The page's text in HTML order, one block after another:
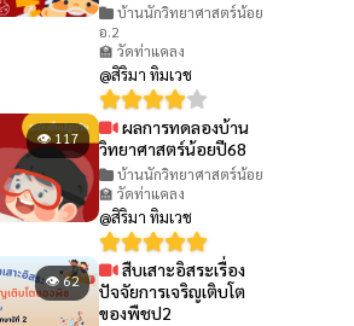
บ้านนักวิทยาศาสตร์น้อย
อ.2
🏫 วัดท่าแคลง
@สิริมา ทิมเวช
👁 117
ผลการทดลองบ้าน
วิทยาศาสตร์น้อยปี68
บ้านนักวิทยาศาสตร์น้อย
🏫 วัดท่าแคลง
@สิริมา ทิมเวช
👁 62
สืบเสาะอิสระเรื่อง
ปัจจัยการเจริญเติบโต
ของพืชป2